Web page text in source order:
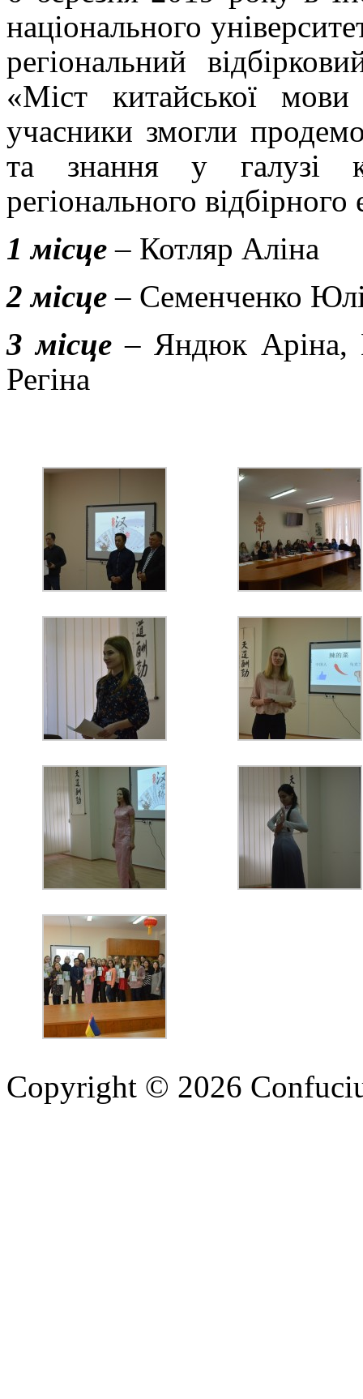
національного
регіональний
«Міст китайської
учасники змогли
та знання у галузі
регіонального відбірного
1 місце – Котляр Аліна
2 місце – Семенченко
3 місце – Яндюк Аріна,
Регіна
Copyright © 2026